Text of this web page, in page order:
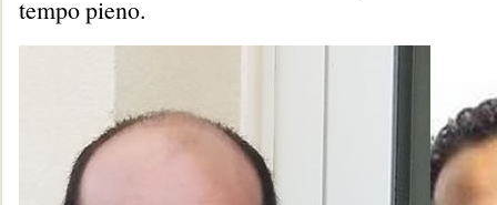
tempo pieno.